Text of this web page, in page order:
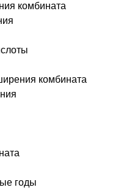
комбината
комбината
годы